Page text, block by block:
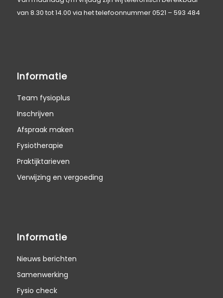
van 8.30 tot 14.00 via het telefoonnummer0521 – 593 484
Informatie
Team fysioplus
Inschrijven
Afspraak maken
Fysiotherapie
Praktijktarieven
Verwijzing en vergoeding
Informatie
Nieuws berichten
Samenwerking
Fysio check